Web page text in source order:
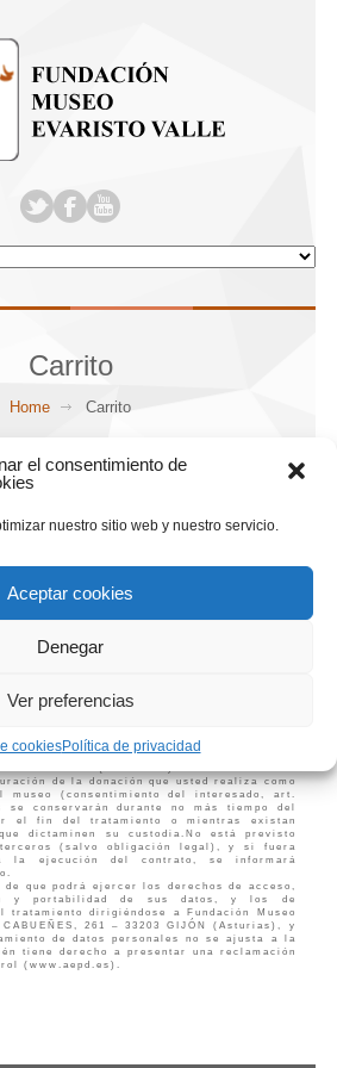
el consentimiento de
nuestro sitio web y nuestro servicio.
Aceptar cookies
Denegar
Ver preferencias
cookiesPolítica de privacidad
Carrito
Home Carrito
vacío.
datos serán tratados de conformidad con lo
(UE) 2016/679, de 27 de abril (RGPD), y la
de la donación que usted realiza como
museo (consentimiento del interesado, art.
se conservarán durante no más tiempo del
el fin del tratamiento o mientras existan
dictaminen su custodia.No está previsto
(salvo obligación legal), y si fuera
la ejecución del contrato, se informará
que podrá ejercer los derechos de acceso,
y portabilidad de sus datos, y los de
tratamiento dirigiéndose a Fundación Museo
261 – 33203 GIJÓN (Asturias), y
de datos personales no se ajusta a la
tiene derecho a presentar una reclamación
(www.aepd.es).